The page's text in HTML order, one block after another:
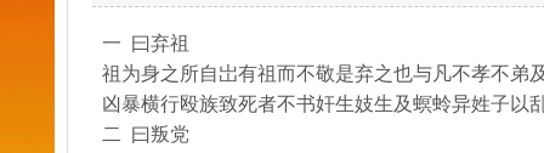
一 曰弃祖
祖为身之所自岀有祖而不敬是弃之也与凡不孝不弟
凶暴横行殴族致死者不书奸生妓生及螟蛉异姓子以
二 曰叛党